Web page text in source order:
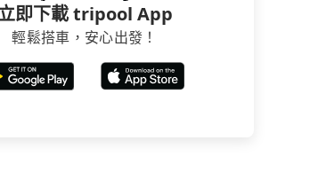
即下載 tripool App
輕鬆搭車，安心出發！